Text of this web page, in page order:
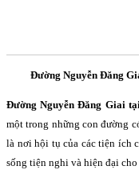
Đường Nguyễn Đăng
Đường Nguyễn Đăng Giai
một trong những con đường
là nơi hội tụ của các tiện ích
sống tiện nghi và hiện đại cho